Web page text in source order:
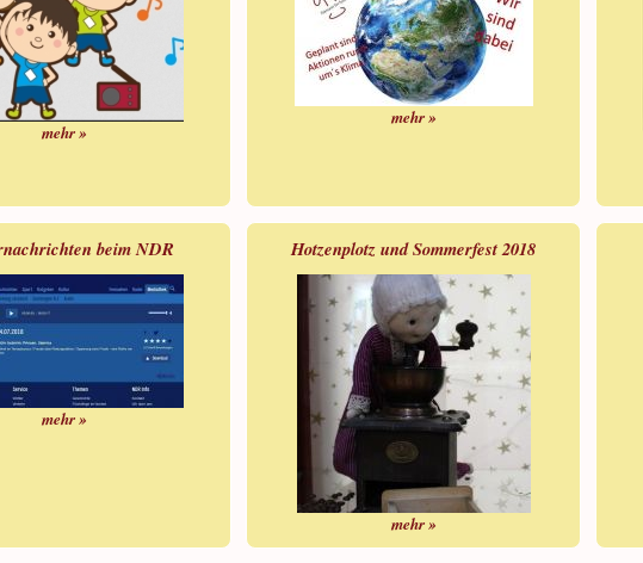
Cookie Consent plugin for the EU cookie law
mehr »
mehr »
beim NDR
mehr »
Hotzenplotz und Sommerfest 2018
mehr »